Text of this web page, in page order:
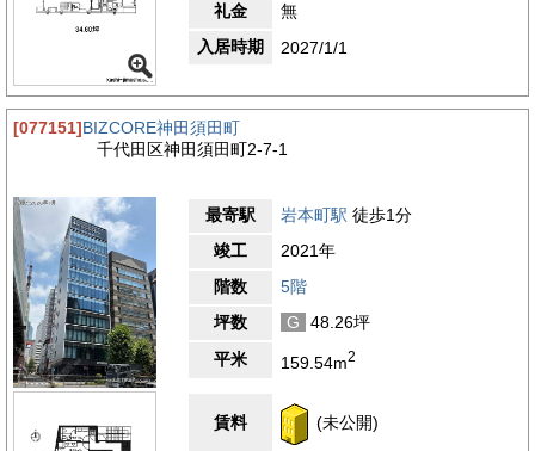
礼金
無
入居時期
2027/1/1
[077151]BIZCORE神田須田町
千代田区神田須田町2-7-1
最寄駅 岩本町駅 徒歩1分
竣工
2021年
階数
5階
坪数
G
48.26坪
平米
159.54m2
賃料 (未公開)